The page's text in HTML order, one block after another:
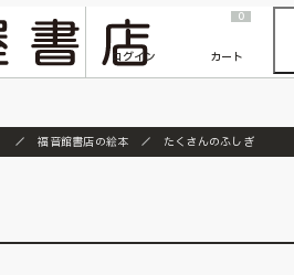
『ONE PIECE magazine 021 ONE PIECEカード付き同梱版』発売延期のご案内
ログイン
0
カート
福音館書店の絵本 たくさんのふしぎ